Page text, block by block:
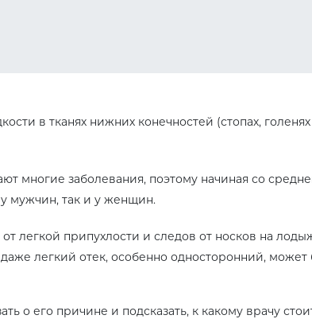
в тканях нижних конечностей (стопах,
многие заболевания, поэтому начиная со
у мужчин, так и у женщин.
легкой припухлости и следов от носков на
легкий отек, особенно односторонний, может
о его причине и подсказать, к какому врачу